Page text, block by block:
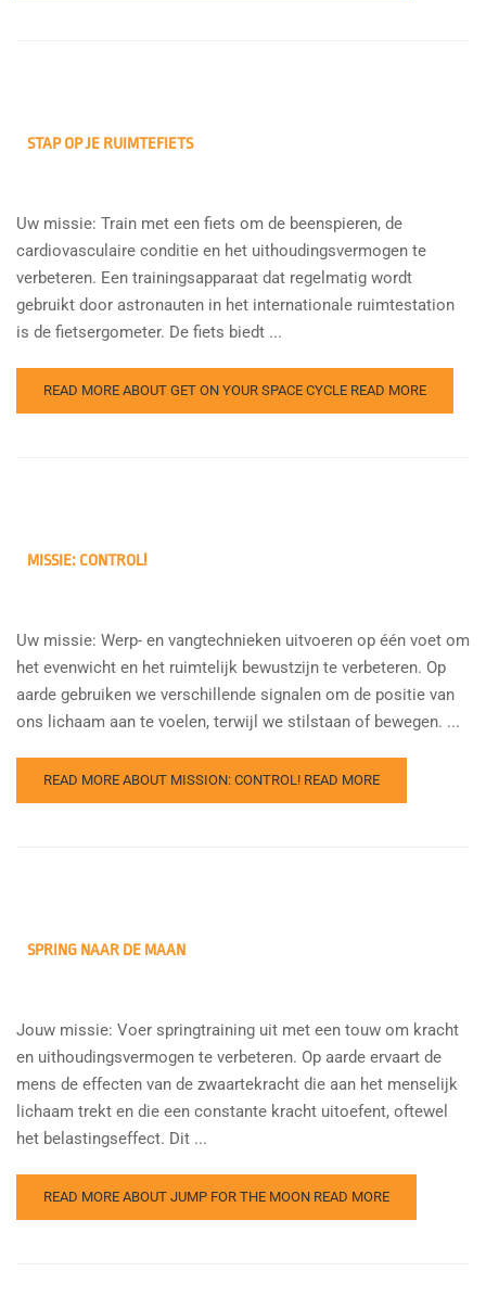
STAP OP JE RUIMTEFIETS
Uw missie: Train met een fiets om de beenspieren, de
cardiovasculaire conditie en het uithoudingsvermogen te
verbeteren. Een trainingsapparaat dat regelmatig wordt
gebruikt door astronauten in het internationale ruimtestation
is de fietsergometer. De fiets biedt ...
READ MORE ABOUT GET ON YOUR SPACE CYCLE READ MORE
MISSIE: CONTROL!
Uw missie: Werp- en vangtechnieken uitvoeren op één voet om
het evenwicht en het ruimtelijk bewustzijn te verbeteren. Op
aarde gebruiken we verschillende signalen om de positie van
ons lichaam aan te voelen, terwijl we stilstaan of bewegen. ...
READ MORE ABOUT MISSION: CONTROL! READ MORE
SPRING NAAR DE MAAN
Jouw missie: Voer springtraining uit met een touw om kracht
en uithoudingsvermogen te verbeteren. Op aarde ervaart de
mens de effecten van de zwaartekracht die aan het menselijk
lichaam trekt en die een constante kracht uitoefent, oftewel
het belastingseffect. Dit ...
READ MORE ABOUT JUMP FOR THE MOON READ MORE